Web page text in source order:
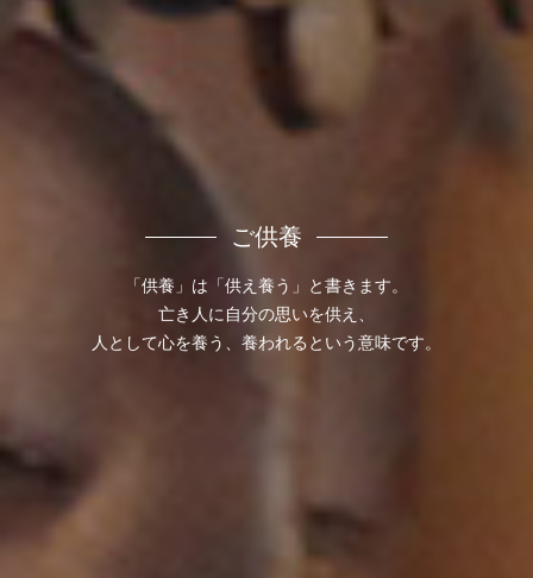
ご供養
「供養」は「供え養う」と書きます。
亡き人に自分の思いを供え、
人として心を養う、養われるという意味です。